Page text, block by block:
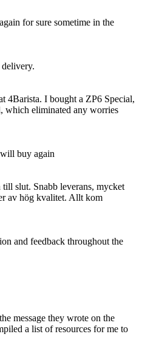
for sure sometime in the
4Barista. I bought a ZP6 Special,
which eliminated any worries
buy again
slut. Snabb leverans, mycket
av hög kvalitet. Allt kom
and feedback throughout the
message they wrote on the
a list of resources for me to